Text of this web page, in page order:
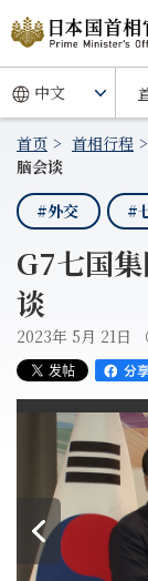
首页 首相行程
脑会谈
#外交
#
G7七国
谈
2023年 5月 21日